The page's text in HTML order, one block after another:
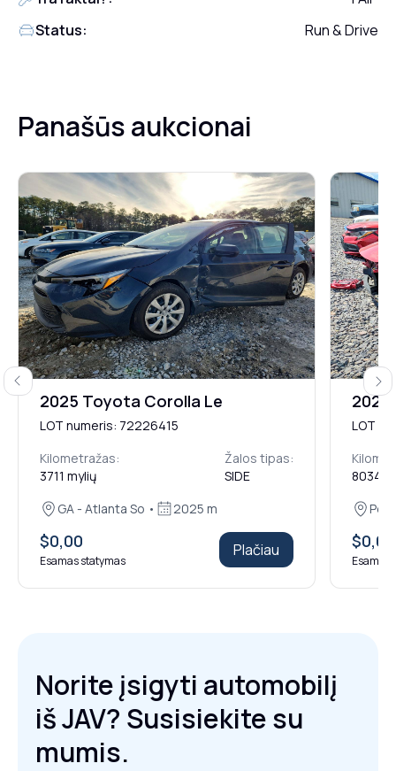
Status:
Run & Drive
Panašūs aukcionai
Previous
2025 Toyota Corolla Le
LOT numeris: 72226415
Kilometražas:
3711 mylių
Žalos tipas:
SIDE
GA - Atlanta So •
2025 m
$0,00
Esamas statymas
Plačiau
2021
LOT
80348
$0,00
Esamas
Next
Norite įsigyti automobilį
iš JAV? Susisiekite su
mumis.